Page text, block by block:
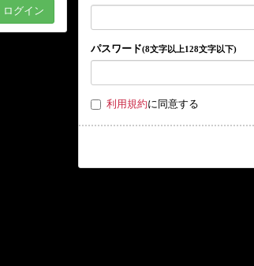
パスワード(8文字以上128文字以下)
利用規約に同意する